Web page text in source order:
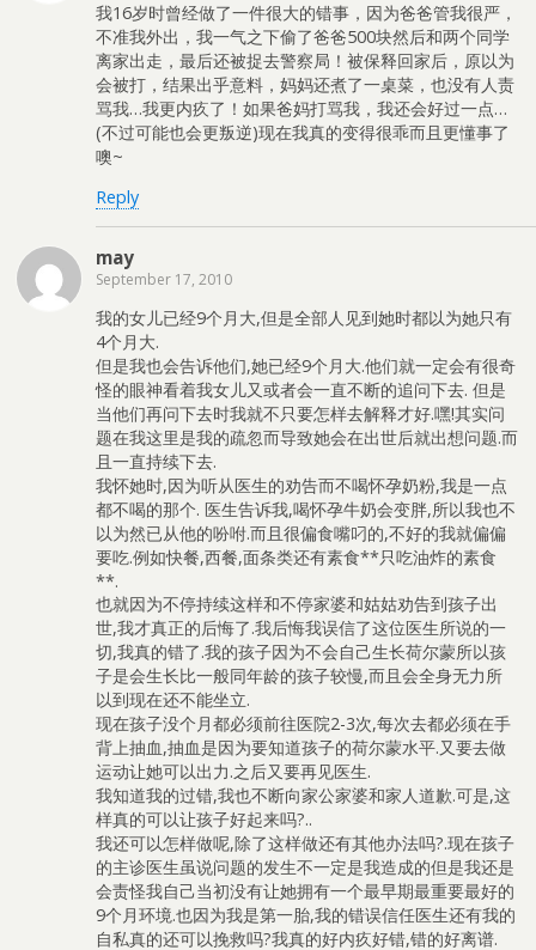
我16岁时曾经做了一件很大的错事，因为爸爸管我很严，
不准我外出，我一气之下偷了爸爸500块然后和两个同学
离家出走，最后还被捉去警察局！被保释回家后，原以为
会被打，结果出乎意料，妈妈还煮了一桌菜，也没有人责
骂我…我更内疚了！如果爸妈打骂我，我还会好过一点…
(不过可能也会更叛逆)现在我真的变得很乖而且更懂事了
噢~
Reply
may
September 17, 2010
我的女儿已经9个月大,但是全部人见到她时都以为她只有
4个月大.
但是我也会告诉他们,她已经9个月大.他们就一定会有很奇
怪的眼神看着我女儿又或者会一直不断的追问下去. 但是
当他们再问下去时我就不只要怎样去解释才好.嘿!其实问
题在我这里是我的疏忽而导致她会在出世后就出想问题.而
且一直持续下去.
我怀她时,因为听从医生的劝告而不喝怀孕奶粉,我是一点
都不喝的那个. 医生告诉我,喝怀孕牛奶会变胖,所以我也不
以为然已从他的吩咐.而且很偏食嘴叼的,不好的我就偏偏
要吃.例如快餐,西餐,面条类还有素食**只吃油炸的素食
**.
也就因为不停持续这样和不停家婆和姑姑劝告到孩子出
世,我才真正的后悔了.我后悔我误信了这位医生所说的一
切,我真的错了.我的孩子因为不会自己生长荷尔蒙所以孩
子是会生长比一般同年龄的孩子较慢,而且会全身无力所
以到现在还不能坐立.
现在孩子没个月都必须前往医院2-3次,每次去都必须在手
背上抽血,抽血是因为要知道孩子的荷尔蒙水平.又要去做
运动让她可以出力.之后又要再见医生.
我知道我的过错,我也不断向家公家婆和家人道歉.可是,这
样真的可以让孩子好起来吗?..
我还可以怎样做呢,除了这样做还有其他办法吗?.现在孩子
的主诊医生虽说问题的发生不一定是我造成的但是我还是
会责怪我自己当初没有让她拥有一个最早期最重要最好的
9个月环境.也因为我是第一胎,我的错误信任医生还有我的
自私真的还可以挽救吗?我真的好内疚好错,错的好离谱.